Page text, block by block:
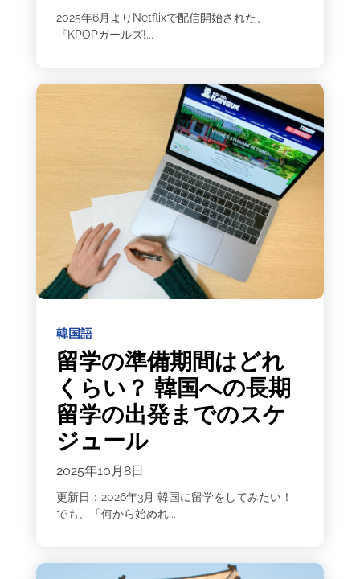
2025年6月よりNetflixで配信開始された、
『KPOPガールズ!...
韓国語
留学の準備期間はどれ
くらい？ 韓国への長期
留学の出発までのスケ
ジュール
2025年10月8日
更新日：2026年3月 韓国に留学をしてみたい！
でも、「何から始めれ...